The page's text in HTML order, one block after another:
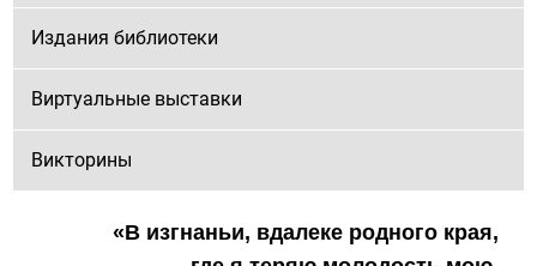
Издания библиотеки
Виртуальные выставки
Викторины
«В изгнаньи, вдалеке родного края,